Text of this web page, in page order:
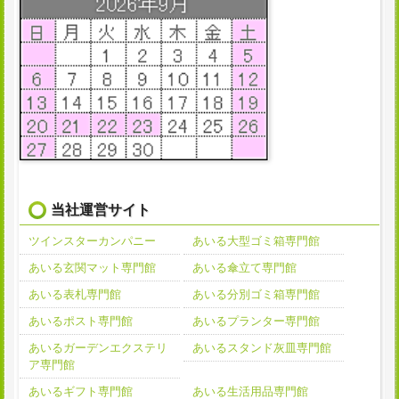
当社運営サイト
ツインスターカンパニー
あいる大型ゴミ箱専門館
あいる玄関マット専門館
あいる傘立て専門館
あいる表札専門館
あいる分別ゴミ箱専門館
あいるポスト専門館
あいるプランター専門館
あいるガーデンエクステリ
ア専門館
あいるスタンド灰皿専門館
あいるギフト専門館 あいる生活用品専門館